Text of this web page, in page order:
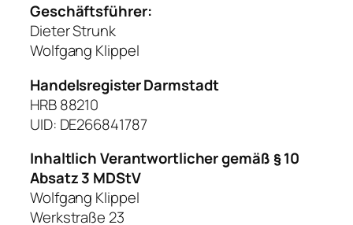
Geschäftsführer:
Dieter Strunk
Wolfgang Klippel
Handelsregister Darmstadt
HRB 88210
UID: DE266841787
Inhaltlich Verantwortlicher gemäß § 10
Absatz 3 MDStV
Wolfgang Klippel
Werkstraße 23